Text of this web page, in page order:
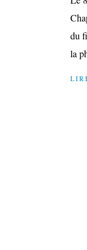
du
la